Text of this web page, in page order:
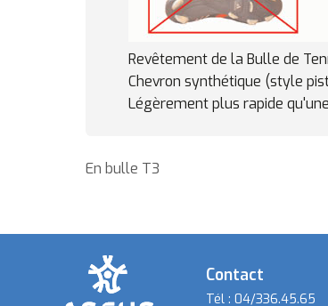
Revêtement de la Bulle de
Chevron synthétique (style
Légèrement plus rapide
En bulle T3
Contact
Tél : 04/336.45.65